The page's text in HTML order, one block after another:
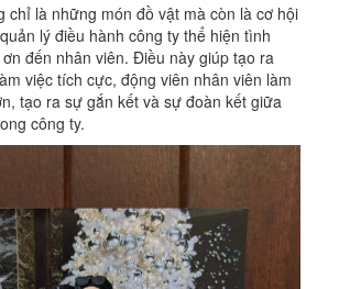
chỉ là những món đồ vật mà còn là cơ hội
lý điều hành công ty thể hiện tình
đến nhân viên. Điều này giúp tạo ra
việc tích cực, động viên nhân viên làm
tạo ra sự gắn kết và sự đoàn kết giữa
công ty.